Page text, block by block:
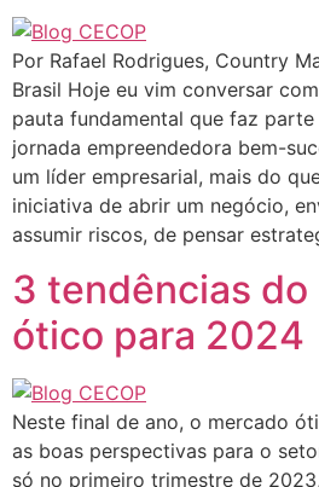
Por Rafael Rodrigues, Country
Brasil Hoje eu vim conversar
pauta fundamental que faz parte
jornada empreendedora bem-
um líder empresarial, mais do
iniciativa de abrir um negócio,
assumir riscos, de pensar
3 tendências do
ótico para 2024
Neste final de ano, o mercado
as boas perspectivas para o
só no primeiro trimestre de